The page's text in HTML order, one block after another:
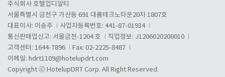
주식회사 호텔업디알티
서울특별시 금천구 가산동 691 대륭테크노타운20차 1807호
대표이사: 이송주
사업자등록번호: 441-87-01934
통신판매업신고: 서울금천-1204 호
직업정보: J1206020200010
고객센터: 1644-7896
Fax: 02-2225-8487
이메일: hdrt1109@hotelupdrt.com
Copyright ⓒ HotelupDRT Corp. All Right Reserved.